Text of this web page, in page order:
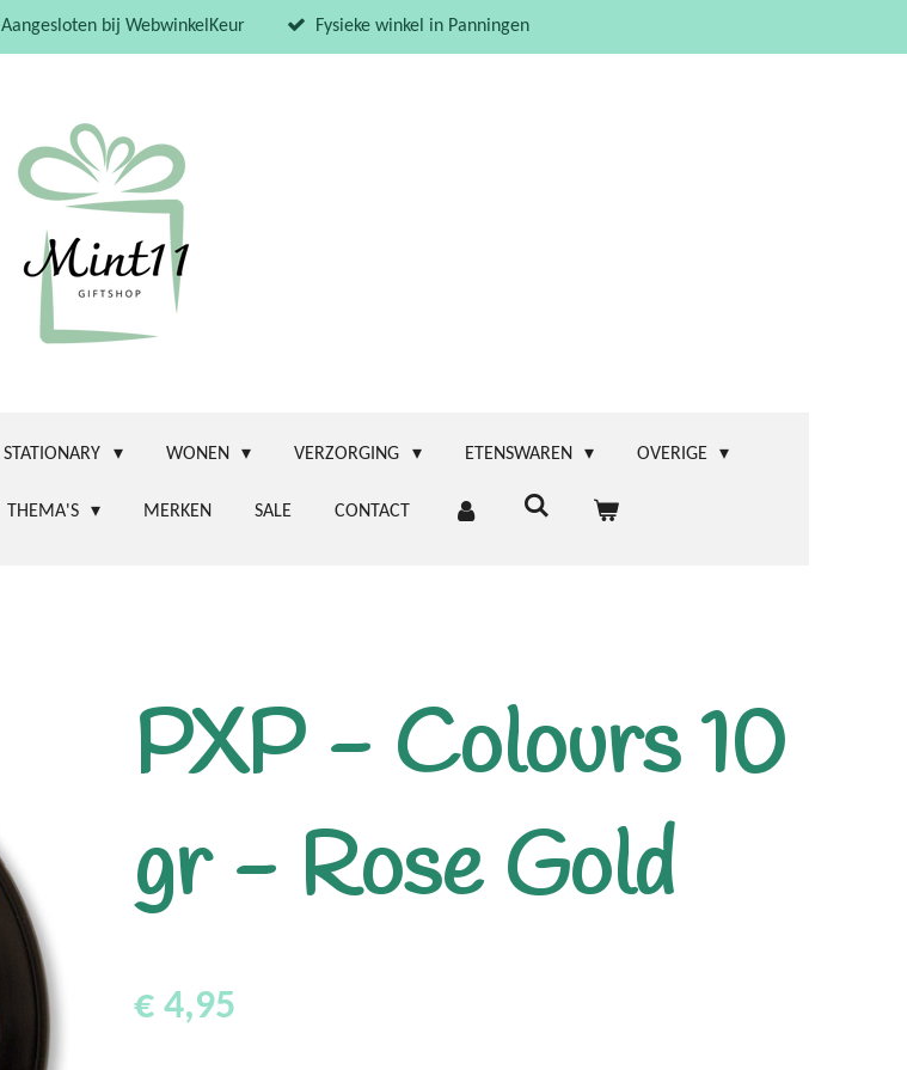
Aangesloten bij WebwinkelKeur Fysieke winkel in Panningen
STATIONARY WONEN VERZORGING ETENSWAREN OVERIGE
THEMA'S MERKEN SALE CONTACT
PXP - Colours 10
gr - Rose Gold
€ 4,95